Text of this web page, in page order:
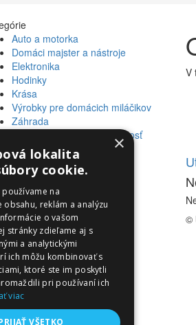
Auto a motorka
Domáci majster a nástroje
Elektronika
Hodinky
Krása
Výrobky pre domácich miláčikov
Záhrada
Zdravie a osobná starostlivosť
V
©
×
lokalita
cookie.
na
reklám a analýzu
o vašom
stránky zdieľame aj s
a analytickými
ich môžu kombinovať s
ktoré ste im poskytli
pri používaní ich
viac
VŠETKO